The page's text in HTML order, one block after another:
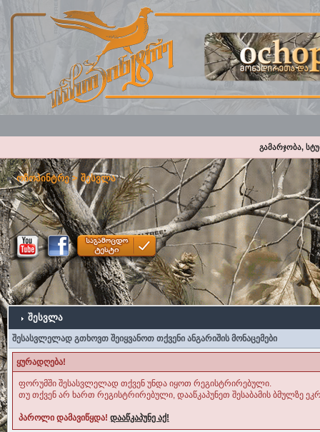
გამარჯობა,
ოჩოპინტრე> შესვლა
შესვლა
შესასვლელად გთხოვთ შეიყვანოთ თქვენი ანგარიშის მონაცემები
ყურადღება!
ფორუმში შესასვლელად თქვენ უნდა იყოთ რეგისტრირებული.
თუ თქვენ არ ხართ რეგისტრირებული, დააწკაპუნეთ შესაბამის ბმულზე
პაროლი დამავიწყდა! დააწკაპუნე აქ!